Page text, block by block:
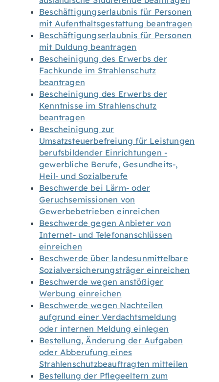
Beschäftigungserlaubnis für Personen
mit Aufenthaltsgestattung beantragen
Beschäftigungserlaubnis für Personen
mit Duldung beantragen
Bescheinigung des Erwerbs der
Fachkunde im Strahlenschutz
beantragen
Bescheinigung des Erwerbs der
Kenntnisse im Strahlenschutz
beantragen
Bescheinigung zur
Umsatzsteuerbefreiung für Leistungen
berufsbildender Einrichtungen -
gewerbliche Berufe, Gesundheits-,
Heil- und Sozialberufe
Beschwerde bei Lärm- oder
Geruchsemissionen von
Gewerbebetrieben einreichen
Beschwerde gegen Anbieter von
Internet- und Telefonanschlüssen
einreichen
Beschwerde über landesunmittelbare
Sozialversicherungsträger einreichen
Beschwerde wegen anstößiger
Werbung einreichen
Beschwerde wegen Nachteilen
aufgrund einer Verdachtsmeldung
oder internen Meldung einlegen
Bestellung, Änderung der Aufgaben
oder Abberufung eines
Strahlenschutzbeauftragten mitteilen
Bestellung der Pflegeeltern zum